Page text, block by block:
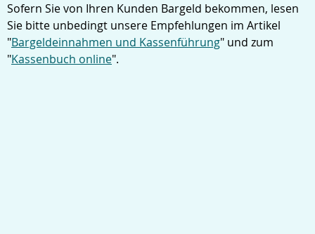
Sofern Sie von Ihren Kunden Bargeld bekommen, lesen
Sie bitte unbedingt unsere Empfehlungen im Artikel
"Bargeldeinnahmen und Kassenführung" und zum
"Kassenbuch online".